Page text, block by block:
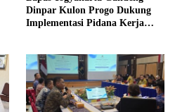
Dinpar Kulon Progo Dukung
Implementasi Pidana Kerja